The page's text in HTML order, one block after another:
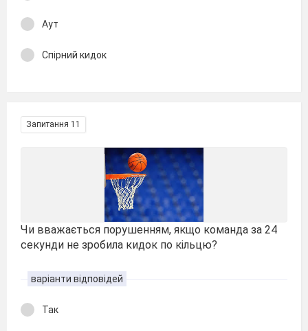
Аут
Спірний кидок
Запитання 11
Чи вважається порушенням, якщо команда за 24
секунди не зробила кидок по кільцю?
варіанти відповідей
Так